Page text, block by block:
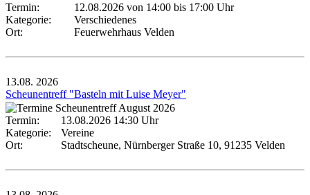
Termin:
12.08.2026 von 14:00 bis 17:00 Uhr
Kategorie:
Verschiedenes
Ort:
Feuerwehrhaus Velden
13.08. 2026
Scheunentreff "Basteln mit Luise Meyer"
Termin:
13.08.2026 14:30 Uhr
Kategorie:
Vereine
Ort:
Stadtscheune, Nürnberger Straße 10, 91235 Velden